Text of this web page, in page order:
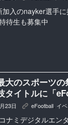
加入のnayker選手
待生も募集中
大のスポーツ
タイトルに「
23日 K eFootball イ
ナミデジタルエン